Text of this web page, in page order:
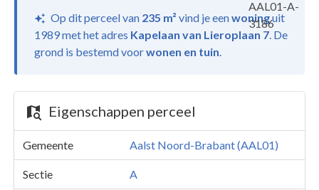
Op dit perceel van 235 m² vind jeeenwoninguit
1989 met het adres Kapelaan van Lieroplaan 7. De
grond is bestemd voorwonen en tuin.
Eigenschappen perceel
Gemeente Aalst Noord-Brabant (AAL01)
Sectie A